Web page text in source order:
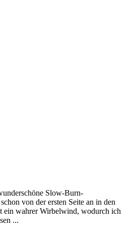
Slow-Burn-
von der ersten Seite an in den
ein wahrer Wirbelwind, wodurch ich
...